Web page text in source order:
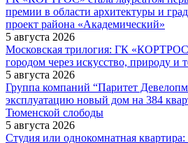
премии в области архитектуры и
проект района «Академический»
5 августа 2026
Московская трилогия: ГК
городом через искусство, природу и
5 августа 2026
Группа компаний “Паритет
эксплуатацию новый дом на 384
Тюменской слободы
5 августа 2026
Студия или однокомнатная